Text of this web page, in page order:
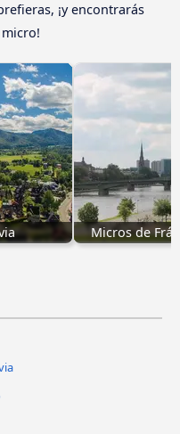
¡y encontrarás
Micros de